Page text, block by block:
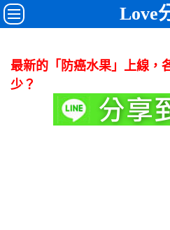
Love
最新的「防癌水果」上線，
少？